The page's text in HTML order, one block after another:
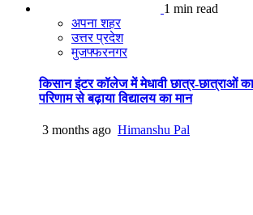
1 min read
अपना शहर
उत्तर प्रदेश
मुजफ्फरनगर
किसान इंटर कॉलेज में मेधावी छात्र-छात्राओं का
परिणाम से बढ़ाया विद्यालय का मान
3 months ago Himanshu Pal